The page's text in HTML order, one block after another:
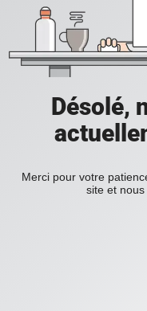
Désolé,
Merci pour votre
site et